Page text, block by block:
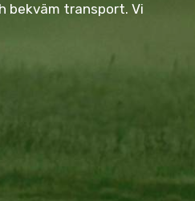
bekväm transport. Vi